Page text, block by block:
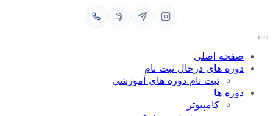
محتوا
صفحه اصلی
دوره های درحال ثبت نام
ثبت نام دوره های آموزشی
دوره ها
کامپیوتر